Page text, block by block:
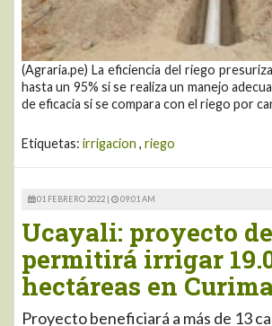
(Agraria.pe) La eficiencia del riego
hasta un 95% si se realiza un manejo
de eficacia si se compara con el riego por
Etiquetas: irrigacion , riego
01 FEBRERO 2022 | 09:01 AM
Ucayali: proyecto
permitirá irrigar
hectáreas en
Proyecto beneficiará a más de 13